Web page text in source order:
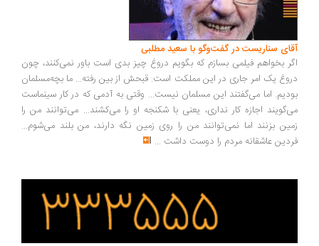
سناریست در گفت‌وگو با سعید مطلبی
بخواهم فیلمی بسازم که بگویم دروغ چیز بدی است باور نمی‌کنند، چون
یک امر جاری در این مملکت است. قبحش از بین رفته... ما بچه‌مسلمان
اما می‌گفتند این مسلمان نیست... وقتی به آدمی که در کار سینماست
اجازه کار نداری، یعنی با شکنجه او را می‌کشند... می‌توانند من را
بزنند اما نمی‌توانند من را روی زمین نگه دارند، من بلند می‌شوم...
عاشقانه مردم را دوست داشت ...